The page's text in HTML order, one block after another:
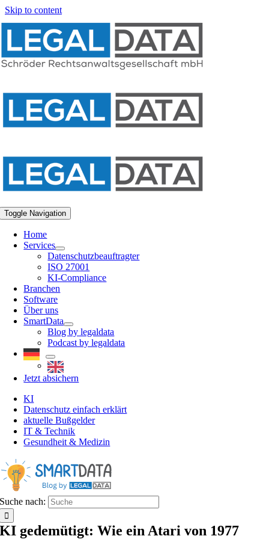
Skip to content
Toggle Navigation
Home
Services
Datenschutzbeauftragter
ISO 27001
KI-Compliance
Branchen
Software
Über uns
SmartData
Blog by legaldata
Podcast by legaldata
Jetzt absichern
KI
Datenschutz einfach erklärt
aktuelle Bußgelder
IT & Technik
Gesundheit & Medizin
Suche nach:
KI gedemütigt: Wie ein Atari von 1977